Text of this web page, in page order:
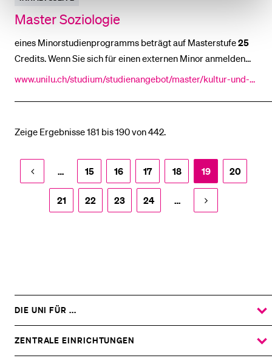
Master Soziologie
eines Minorstudienprogramms beträgt auf Masterstufe25
Credits. Wenn Sie sich für einen externen Minor anmelden
[...] der Minor (Nebenfach) auf Masterstufe in der Regel
25
Soziologisches Seminar T +41 41 229 55 51 • Raum3.A03 •
www.unilu.ch/studium/studienangebot/master/kultur-und-s
Zeige Ergebnisse 181 bis 190 von 442.
… 15 16 17 18 19 20
21 22 23 24 …
DIE UNI FÜR ...
ZEIGE
DAS
UNTERMENÜ
ZENTRALE EINRICHTUNGEN
ZEIGE
DAS